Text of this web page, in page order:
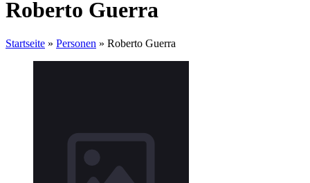
Roberto Guerra
Startseite » Personen » Roberto Guerra